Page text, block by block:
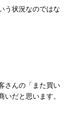
う状況なのではな
さんの「また買い
だと思います。